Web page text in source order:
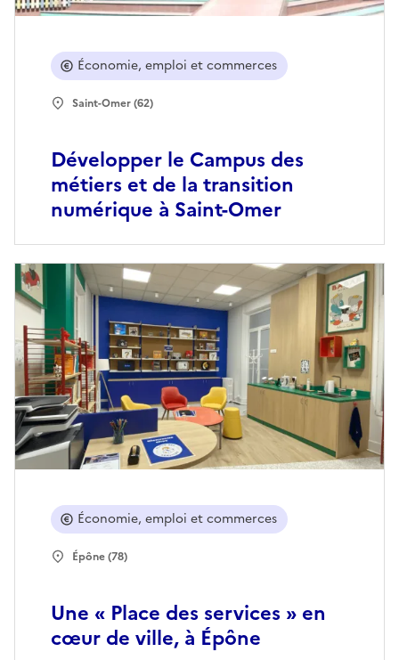
Développer le Campus des
métiers et de la transition
numérique à Saint-Omer
Économie, emploi et commerces
Saint-Omer (62)
Une « Place des services » en
cœur de ville, à Épône
Économie, emploi et commerces
Épône (78)